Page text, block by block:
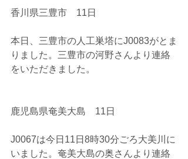
香川県三豊市　11日
本日、三豊市の人工巣塔にJ0083がとま
りました。三豊市の河野さんより連絡
をいただきました。
鹿児島県奄美大島　11日
J0067は今日11日8時30分ごろ大美川に
いました。奄美大島の奥さんより連絡